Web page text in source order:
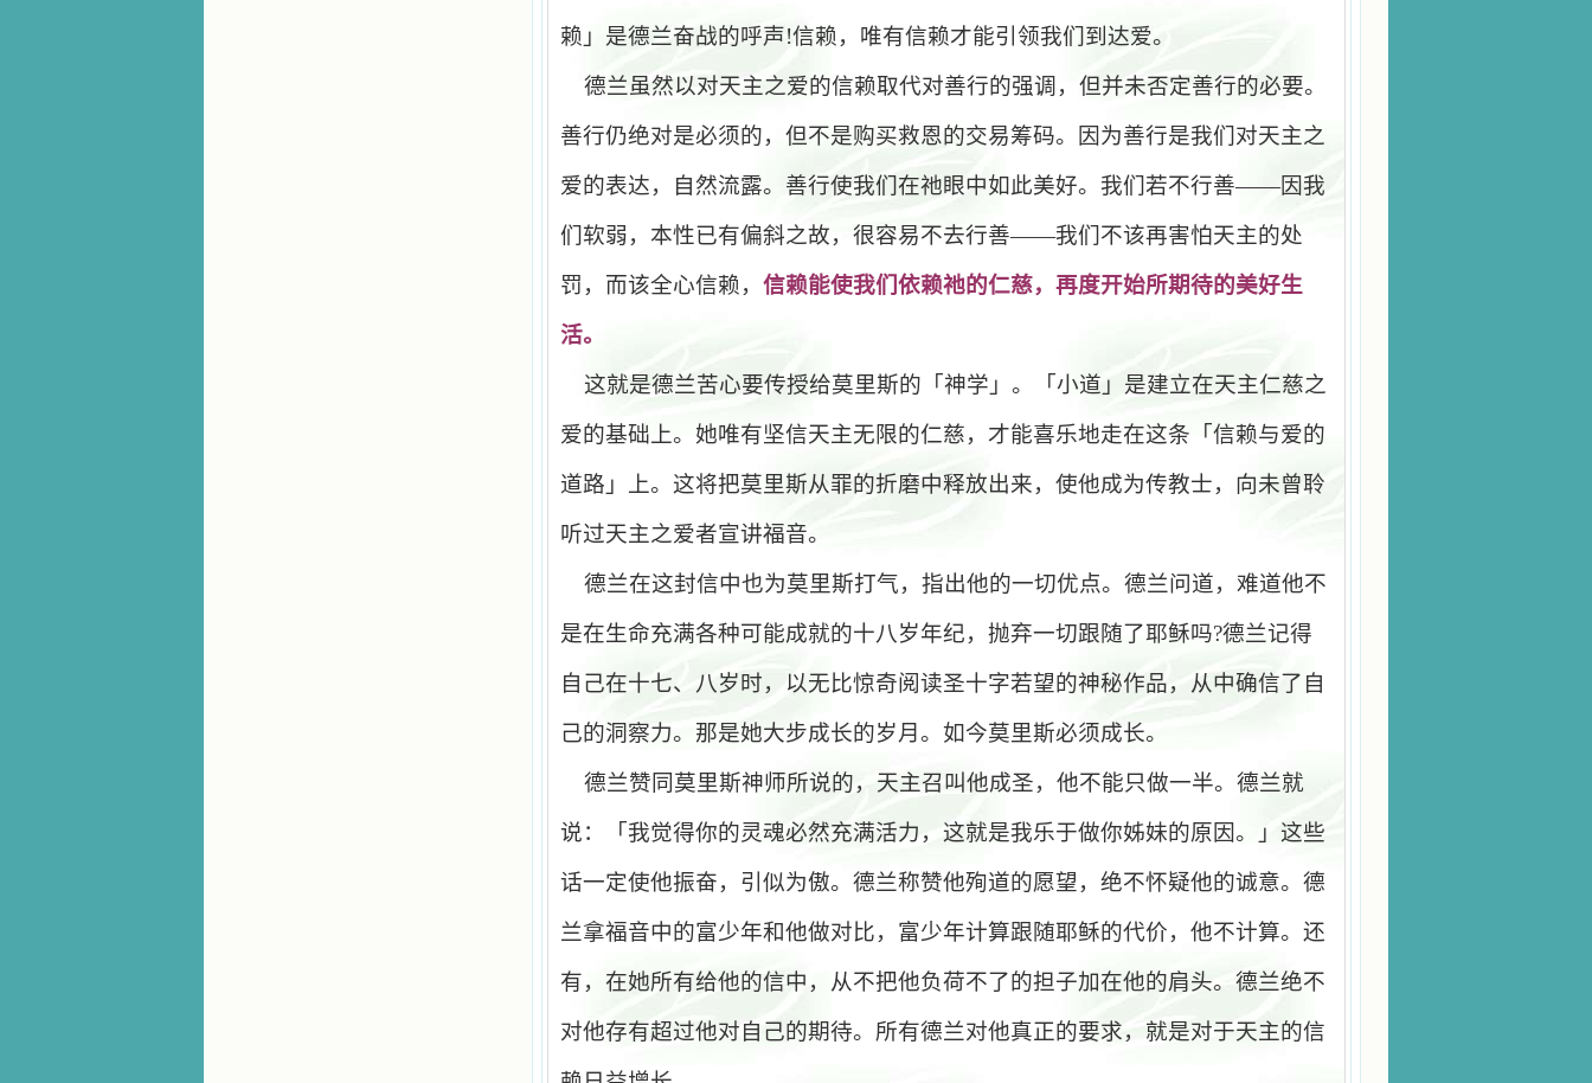
赖」是德兰奋战的呼声!信赖，唯有信赖才能引领我们到达爱。
德兰虽然以对天主之爱的信赖取代对善行的强调，但并未否定善行的必要。
善行仍绝对是必须的，但不是购买救恩的交易筹码。因为善行是我们对天主之
爱的表达，自然流露。善行使我们在祂眼中如此美好。我们若不行善——因我
们软弱，本性已有偏斜之故，很容易不去行善——我们不该再害怕天主的处
罚，而该全心信赖， 信赖能使我们依赖祂的仁慈，再度开始所期待的美好生
活。
这就是德兰苦心要传授给莫里斯的「神学」。「小道」是建立在天主仁慈之
爱的基础上。她唯有坚信天主无限的仁慈，才能喜乐地走在这条「信赖与爱的
道路」上。这将把莫里斯从罪的折磨中释放出来，使他成为传教士，向未曾聆
听过天主之爱者宣讲福音。
德兰在这封信中也为莫里斯打气，指出他的一切优点。德兰问道，难道他不
是在生命充满各种可能成就的十八岁年纪，抛弃一切跟随了耶稣吗?德兰记得
自己在十七、八岁时，以无比惊奇阅读圣十字若望的神秘作品，从中确信了自
己的洞察力。那是她大步成长的岁月。如今莫里斯必须成长。
德兰赞同莫里斯神师所说的，天主召叫他成圣，他不能只做一半。德兰就
说：「我觉得你的灵魂必然充满活力，这就是我乐于做你姊妹的原因。」这些
话一定使他振奋，引似为傲。德兰称赞他殉道的愿望，绝不怀疑他的诚意。德
兰拿福音中的富少年和他做对比，富少年计算跟随耶稣的代价，他不计算。还
有，在她所有给他的信中，从不把他负荷不了的担子加在他的肩头。德兰绝不
对他存有超过他对自己的期待。所有德兰对他真正的要求，就是对于天主的信